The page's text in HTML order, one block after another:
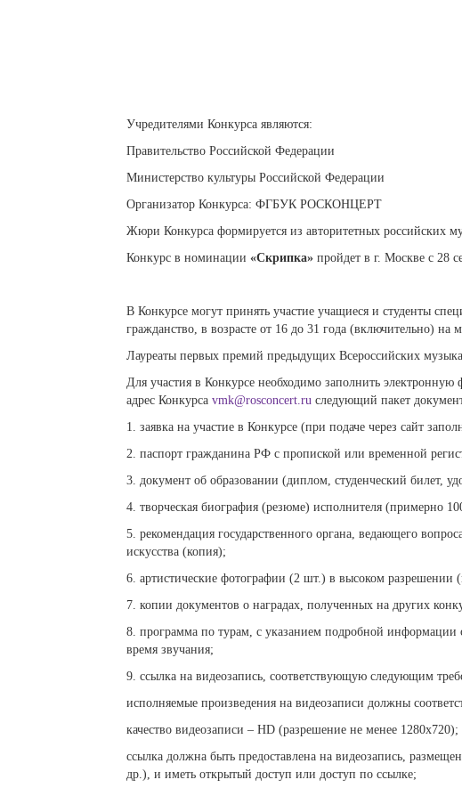
Учредителями Конкурса являются:
Правительство Российской Федерации
Министерство культуры Российской Федерации
Организатор Конкурса: ФГБУК РОСКОНЦЕРТ
Жюри Конкурса формируется из авторитетных российских
Конкурс в номинации «Скрипка» пройдет в г. Москве с 28
В Конкурсе могут принять участие учащиеся и студенты
гражданство, в возрасте от 16 до 31 года (включительно) на
Лауреаты первых премий предыдущих Всероссийских
Для участия в Конкурсе необходимо заполнить
адрес Конкурса vmk@rosconcert.ru следующий пакет
1. заявка на участие в Конкурсе (при подаче через сайт
2. паспорт гражданина РФ с пропиской или временной
3. документ об образовании (диплом, студенческий билет,
4. творческая биография (резюме) исполнителя (примерно
5. рекомендация государственного органа, ведающего
искусства (копия);
6. артистические фотографии (2 шт.) в высоком
7. копии документов о наградах, полученных на других
8. программа по турам, с указанием подробной информации
время звучания;
9. ссылка на видеозапись, соответствующую следующим
исполняемые произведения на видеозаписи должны
качество видеозаписи – HD (разрешение не менее 1280x720);
ссылка должна быть предоставлена на видеозапись,
др.), и иметь открытый доступ или доступ по ссылке;